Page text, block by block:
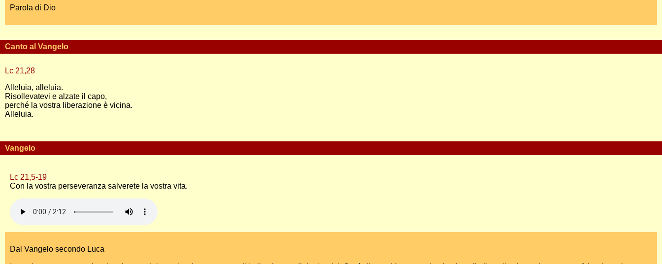
Parola di Dio
Canto al Vangelo
Lc 21,28
Alleluia, alleluia.
Risollevatevi e alzate il capo,
perché la vostra liberazione è vicina.
Alleluia.
Vangelo
Lc 21,5-19
Con la vostra perseveranza salverete la vostra vita.
Dal Vangelo secondo Luca